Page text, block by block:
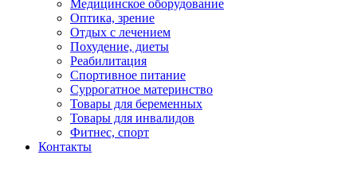
Медицинское оборудование
Оптика, зрение
Отдых с лечением
Похудение, диеты
Реабилитация
Спортивное питание
Суррогатное материнство
Товары для беременных
Товары для инвалидов
Фитнес, спорт
Контакты